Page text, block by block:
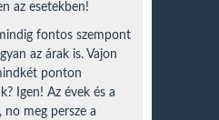
az esetekben!
fontos szempont
az árak is. Vajon
ponton
Igen! Az évek és a
no meg persze a